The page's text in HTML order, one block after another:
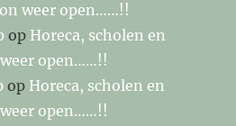
weer open……!!
op Horeca, scholen en
open……!!
op Horeca, scholen en
open……!!